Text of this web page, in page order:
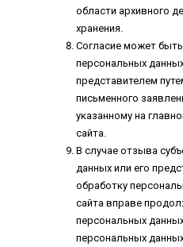
области архивного
хранения.
Согласие может
персональных
представителем
письменного
указанному на
сайта.
В случае отзыва
данных или его
обработку
сайта вправе
персональных
персональных